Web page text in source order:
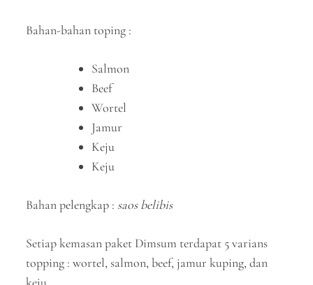
Bahan-bahan toping :
Salmon
Beef
Wortel
Jamur
Keju
Keju
Bahan pelengkap : saos belibis
Setiap kemasan paket Dimsum terdapat 5 varians
topping : wortel, salmon, beef, jamur kuping, dan